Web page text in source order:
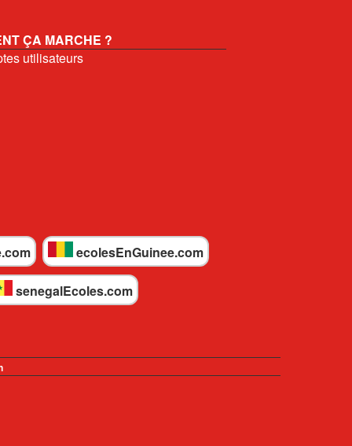
ÇA MARCHE ?
utilisateurs
ecolesEnGuinee.com
senegalEcoles.com